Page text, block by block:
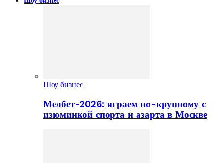
Шоу бизнес
Мелбет-2026: играем по-крупному с
изюминкой спорта и азарта в Москве